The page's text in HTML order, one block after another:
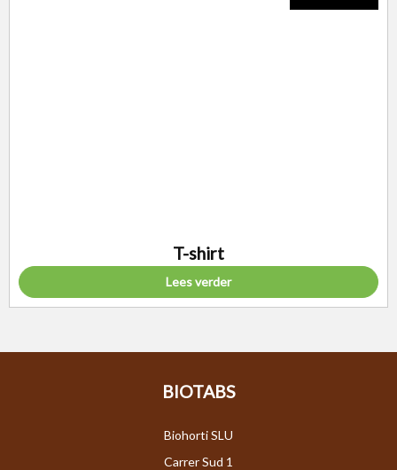
T-shirt
Lees verder
BIOTABS
Biohorti SLU
Carrer Sud 1